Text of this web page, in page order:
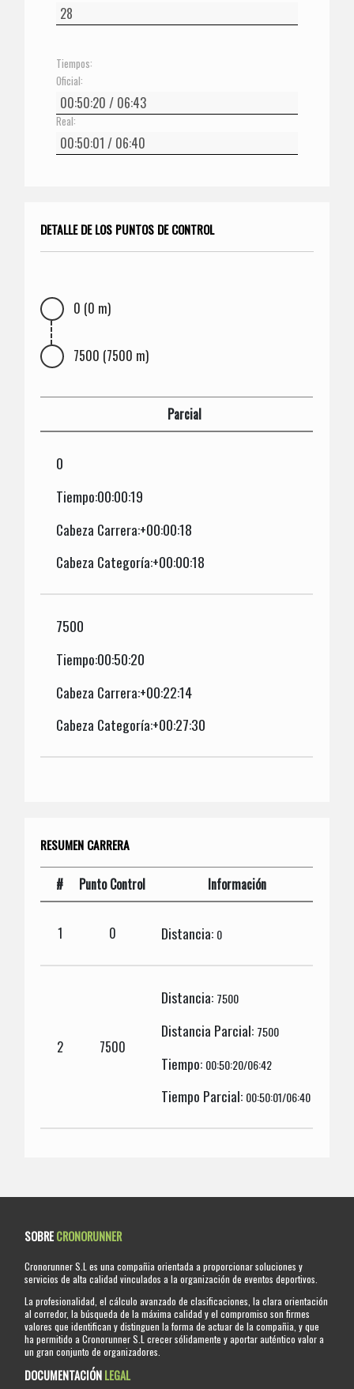
Tiempos:
Oficial:
Real:
DETALLE DE LOS PUNTOS DE CONTROL
0 (0 m)
7500 (7500 m)
Parcial
0
Tiempo:00:00:19
Cabeza Carrera:+00:00:18
Cabeza Categoría:+00:00:18
7500
Tiempo:00:50:20
Cabeza Carrera:+00:22:14
Cabeza Categoría:+00:27:30
RESUMEN CARRERA
# Punto Control Información
1 0 Distancia: 0
2 7500
Distancia: 7500
Distancia Parcial: 7500
Tiempo: 00:50:20/06:42
Tiempo Parcial: 00:50:01/06:40
SOBRECRONORUNNER
Cronorunner S.L es una compañia orientada a proporcionar soluciones y
servicios de alta calidad vinculados a la organización de eventos deportivos.
La profesionalidad, el cálculo avanzado de clasificaciones, la clara orientación
al corredor, la búsqueda de la máxima calidad y el compromiso son firmes
valores que identifican y distinguen la forma de actuar de la compañia, y que
ha permitido a Cronorunner S.L crecer sólidamente y aportar auténtico valor a
un gran conjunto de organizadores.
DOCUMENTACIÓNLEGAL